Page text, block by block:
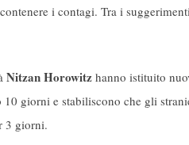
i contagi. Tra i
Nitzan Horowitz hanno istituito
giorni e stabiliscono che gli
3 giorni.